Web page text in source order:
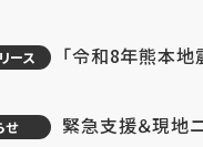
ース 「令和8年熊本地
せ 緊急支援＆現地